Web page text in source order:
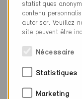
Acteurs
Partenaires spécialistes
Rue Jean Prouvé 14
1762 Givisiez
statistiques
contenu
autoriser. Veuillez
site peuvent être
Nécessaire
Statistiques
Marketing